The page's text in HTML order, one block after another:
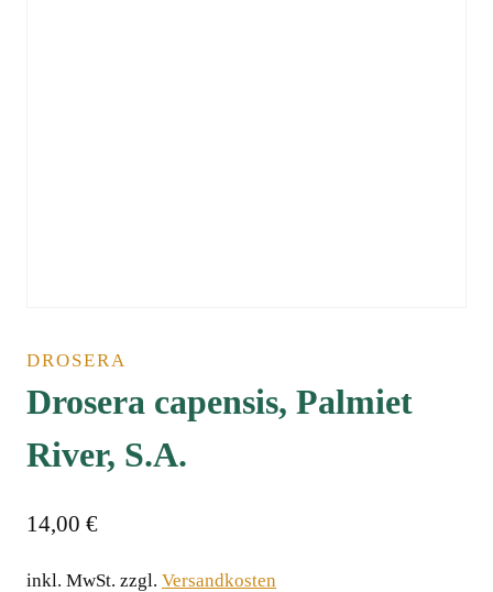
DROSERA
Drosera capensis, Palmiet
River, S.A.
14,00 €
inkl. MwSt. zzgl. Versandkosten